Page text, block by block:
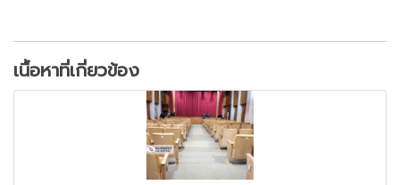
เนื้อหาที่เกี่ยวข้อง